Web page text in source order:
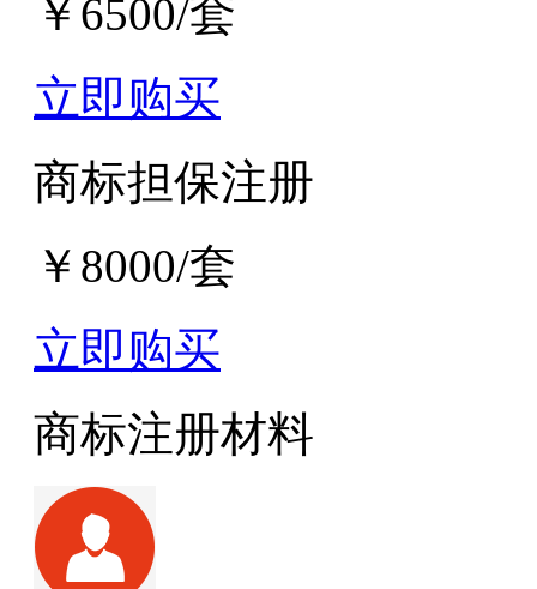
￥6500/套
立即购买
商标担保注册
￥8000/套
立即购买
商标注册材料